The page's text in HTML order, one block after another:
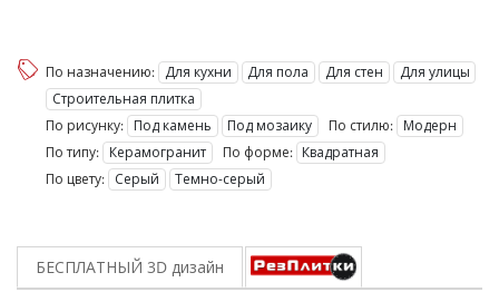
По назначению: Для кухни Для пола Для стен
Для улицы
Строительная плитка
По рисунку:
Под камень Под мозаику По стилю:
Модерн
По типу:
Керамогранит По форме:
Квадратная
По цвету:
Серый Темно-серый
БЕСПЛАТНЫЙ 3D дизайн